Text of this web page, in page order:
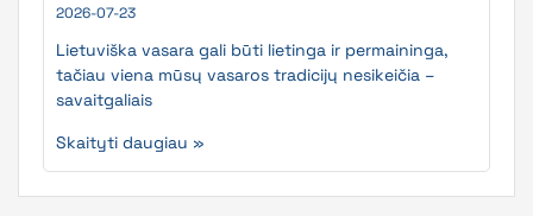
2026-07-23
Lietuviška vasara gali būti lietinga ir permaininga,
tačiau viena mūsų vasaros tradicijų nesikeičia –
savaitgaliais
Skaityti daugiau »